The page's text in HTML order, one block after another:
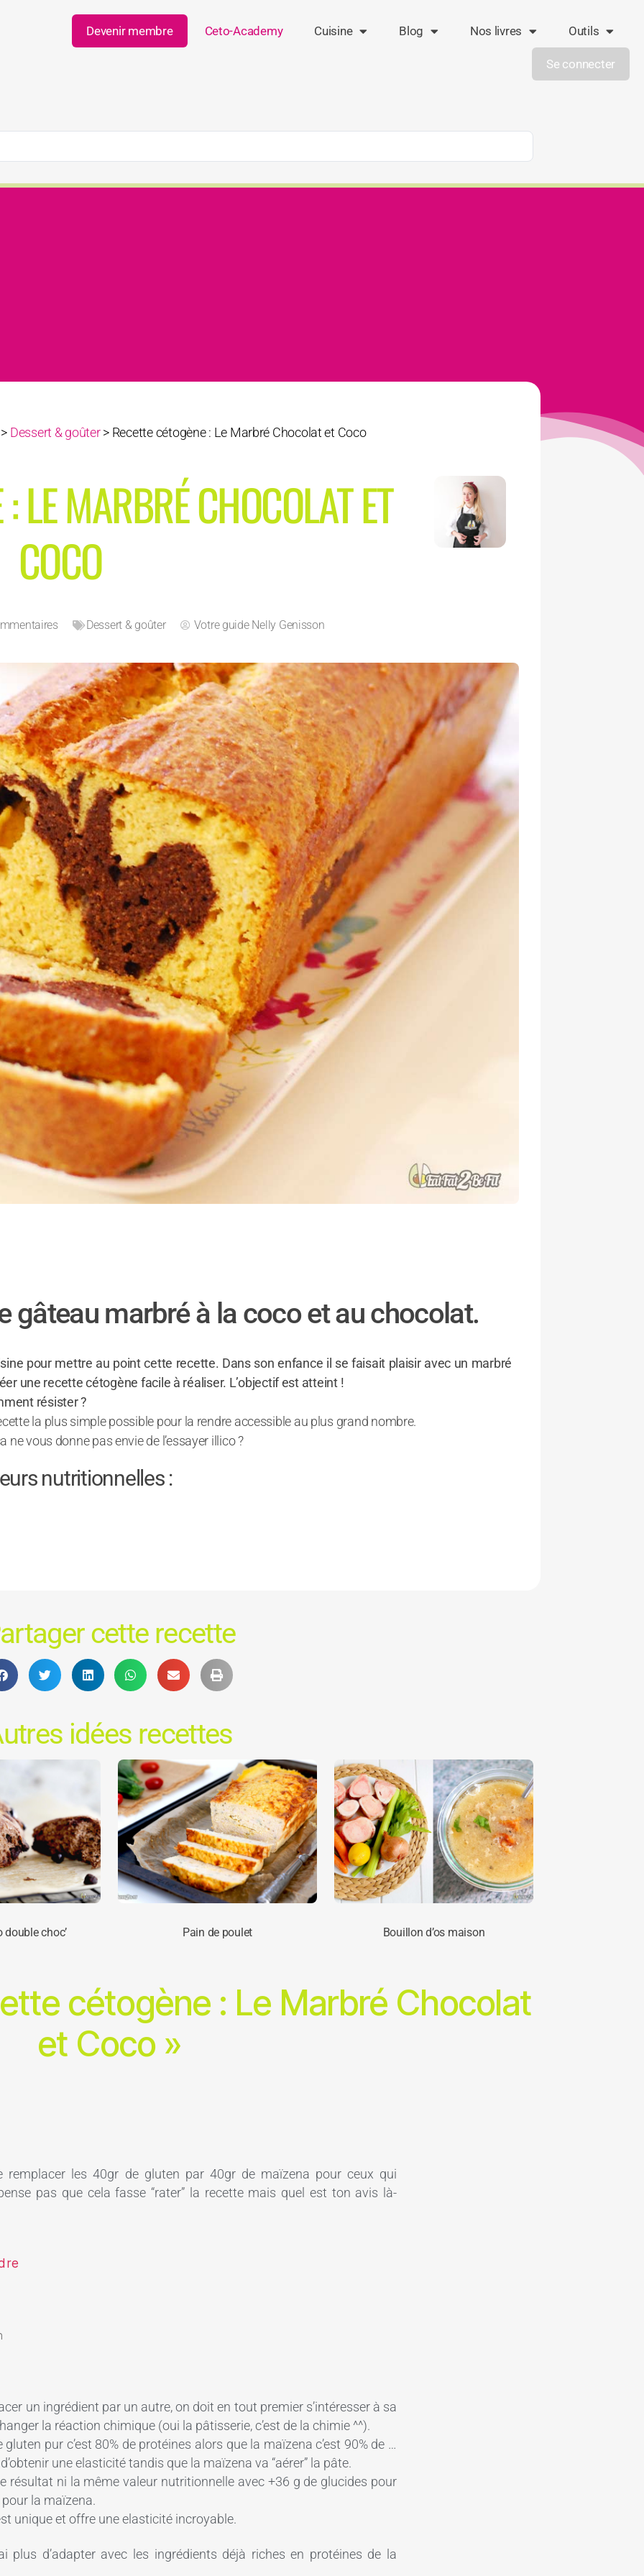
Devenir membre Ceto-Academy Cuisine Blog Nos livres Outils
Se connecter
Dessert & goûter> Recette cétogène : Le Marbré Chocolat et Coco
: LE MARBRÉ CHOCOLAT ET
COCO
Dessert & goûter Votre guideNelly Genisson
gâteau marbré à la coco et au chocolat.
pour mettre au point cette recette. Dans son enfance il se faisait plaisir avec un marbré
une recette cétogène facile à réaliser. L’objectif est atteint !
résister ?
la plus simple possible pour la rendre accessible au plus grand nombre.
vous donne pas envie de l’essayer illico ?
nutritionnelles :
cette recette
idées recettes
double choc’ Pain de poulet Bouillon d’os maison
cétogène : Le Marbré Chocolat
et Coco »
remplacer les 40gr de gluten par 40gr de maïzena pour ceux qui
pas que cela fasse “rater” la recette mais quel est ton avis là-
un ingrédient par un autre, on doit en tout premier s’intéresser à sa
la réaction chimique (oui la pâtisserie, c’est de la chimie ^^).
pur c’est 80% de protéines alors que la maïzena c’est 90% de …
une elasticité tandis que la maïzena va “aérer” la pâte.
résultat ni la même valeur nutritionnelle avec +36 g de glucides pour
la maïzena.
unique et offre une elasticité incroyable.
plus d’adapter avec les ingrédients déjà riches en protéines de la